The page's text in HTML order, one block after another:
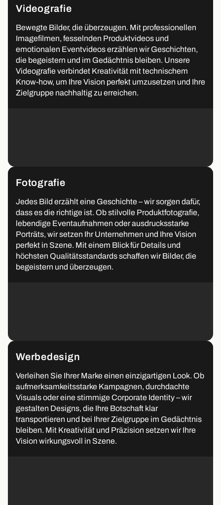
Videografie
Bewegte Bilder, die überzeugen. Mit professionellen
Imagefilmen, fesselnden Produktvideos und
emotionalen Eventvideos erzählen wir Geschichten,
die begeistern und im Gedächtnis bleiben. Unsere
Videografie verbindet Kreativität mit technischem
Know-how, um Ihre Vision perfekt umzusetzen und Ihre
Zielgruppe nachhaltig zu erreichen.
Fotografie
Jedes Bild erzählt eine Geschichte – wir sorgen dafür,
dass es die richtige ist. Ob stilvolle Produktfotografie,
lebendige Eventaufnahmen oder ausdrucksstarke
Porträts, wir setzen Ihr Unternehmen und Ihre Vision
perfekt in Szene. Mit einem Blick für Details und
höchsten Qualitätsstandards schaffen wir Bilder, die
begeistern und überzeugen.
Werbedesign
Verleihen Sie Ihrer Marke einen einzigartigen Look. Ob
aufmerksamkeitsstarke Kampagnen, durchdachte
Visuals oder eine stimmige Corporate Identity – wir
gestalten Designs, die Ihre Botschaft klar
transportieren und bei Ihrer Zielgruppe im Gedächtnis
bleiben. Mit Kreativität und Präzision setzen wir Ihre
Vision wirkungsvoll in Szene.